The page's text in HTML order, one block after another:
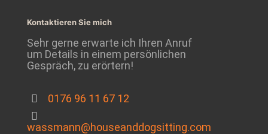
Kontaktieren Sie mich
Sehr gerne erwarte ich Ihren Anruf
um Details in einem persönlichen
Gespräch, zu erörtern!
0176 96 11 67 12
wassmann@houseanddogsitting.com